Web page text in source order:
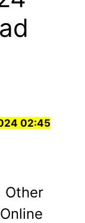
02:45
Other